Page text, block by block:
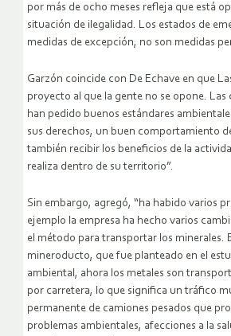
por más de ocho meses refleja que está
situación de ilegalidad. Los estados de
medidas de excepción, no son medidas
Garzón coincide con De Echave en que
proyecto al que la gente no se opone. Las
han pedido buenos estándares
sus derechos, un buen comportamiento
también recibir los beneficios de la
realiza dentro de su territorio”.
Sin embargo, agregó, “ha habido varios
ejemplo la empresa ha hecho varios
el método para transportar los minerales.
mineroducto, que fue planteado en el
ambiental, ahora los metales son
por carretera, lo que significa un tráfico
permanente de camiones pesados que
problemas ambientales, afecciones a la